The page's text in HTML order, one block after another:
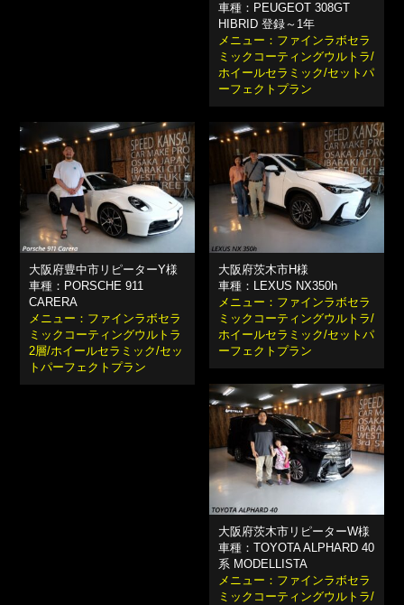
車種：PEUGEOT 308GT
HIBRID 登録～1年
メニュー：ファインラボセラ
ミックコーティングウルトラ/
ホイールセラミック/セットパ
ーフェクトプラン
大阪府豊中市リピーターY様
車種：PORSCHE 911
CARERA
メニュー：ファインラボセラ
ミックコーティングウルトラ
2層/ホイールセラミック/セッ
トパーフェクトプラン
大阪府茨木市H様
車種：LEXUS NX350h
メニュー：ファインラボセラ
ミックコーティングウルトラ/
ホイールセラミック/セットパ
ーフェクトプラン
大阪府茨木市リピーターW様
車種：TOYOTA ALPHARD 40
系 MODELLISTA
メニュー：ファインラボセラ
ミックコーティングウルトラ/